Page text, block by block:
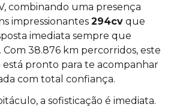
combinando uma presença
impressionantes 294cv que
imediata sempre que
Com 38.876 km percorridos, este
pronto para te acompanhar
com total confiança.
a sofisticação é imediata.